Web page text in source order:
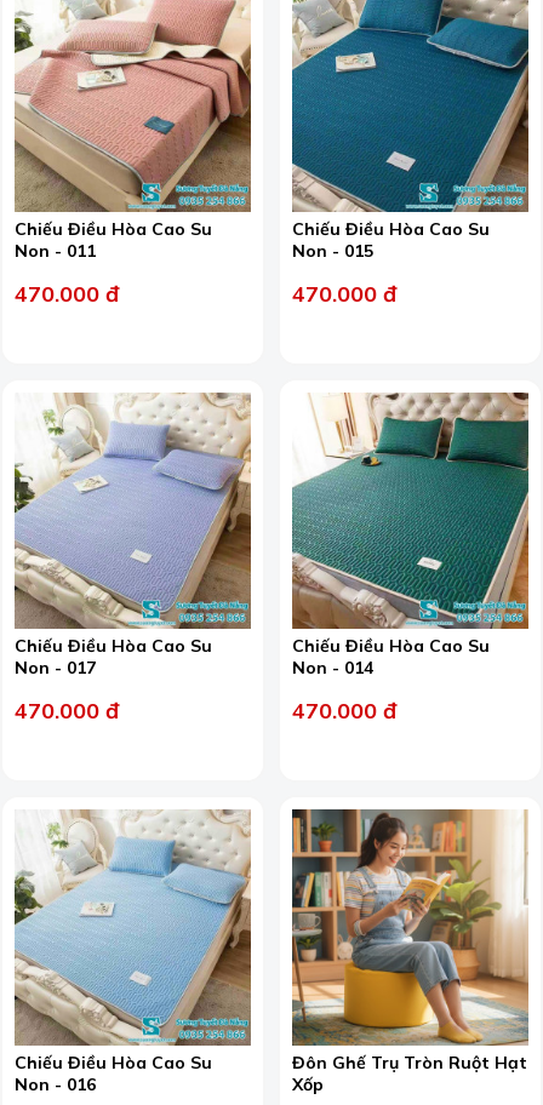
Chiếu Điều Hòa Cao Su
Non - 011
470.000 đ
Chiếu Điều Hòa Cao Su
Non - 015
470.000 đ
Chiếu Điều Hòa Cao Su
Non - 017
470.000 đ
Chiếu Điều Hòa Cao Su
Non - 014
470.000 đ
Chiếu Điều Hòa Cao Su
Non - 016
Đôn Ghế Trụ Tròn Ruột Hạt
Xốp